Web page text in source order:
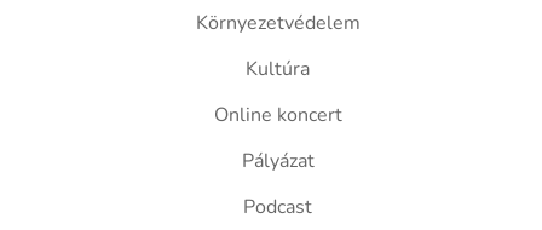
Környezetvédelem
Kultúra
Online koncert
Pályázat
Podcast